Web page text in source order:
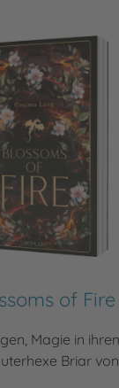
of Fire
Magie in
Briar von